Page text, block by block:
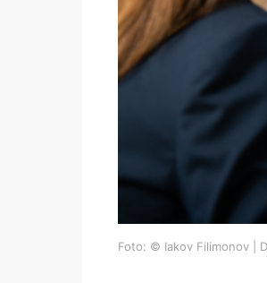
Foto: © Iakov Filimonov |